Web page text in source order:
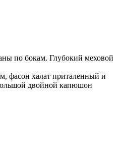
по бокам. Глубокий меховой
фасон халат приталенный и
двойной капюшон